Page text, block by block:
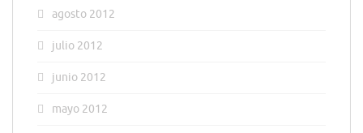
agosto 2012
julio 2012
junio 2012
mayo 2012